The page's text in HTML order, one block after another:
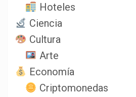
Hoteles
Ciencia
Cultura
Arte
Economía
Criptomonedas